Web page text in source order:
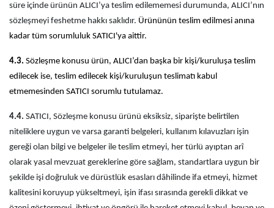
süre içinde ürünün ALICI’ya teslim edilememesi durumunda, ALICI’nın
sözleşmeyi feshetme hakkı saklıdır. Ürününün teslim edilmesi anına
kadar tüm sorumluluk SATICI'ya aittir.
4.3. Sözleşme konusu ürün, ALICI’dan başka bir kişi/kuruluşa teslim
edilecek ise, teslim edilecek kişi/kuruluşun teslimatı kabul
etmemesinden SATICI sorumlu tutulamaz.
4.4. SATICI, Sözleşme konusu ürünü eksiksiz, siparişte belirtilen
niteliklere uygun ve varsa garanti belgeleri, kullanım kılavuzları işin
gereği olan bilgi ve belgeler ile teslim etmeyi, her türlü ayıptan arî
olarak yasal mevzuat gereklerine göre sağlam, standartlara uygun bir
şekilde işi doğruluk ve dürüstlük esasları dâhilinde ifa etmeyi, hizmet
kalitesini koruyup yükseltmeyi, işin ifası sırasında gerekli dikkat ve